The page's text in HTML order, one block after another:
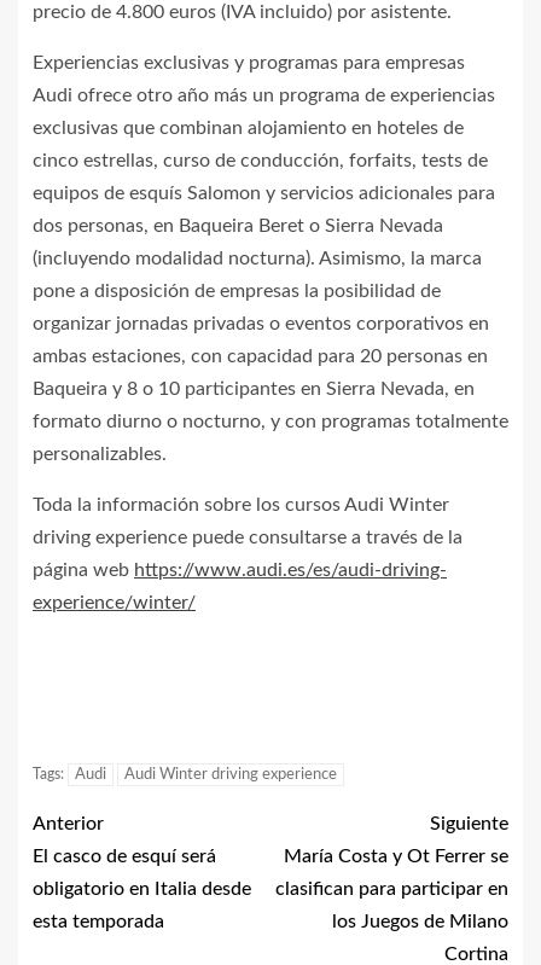
precio de 4.800 euros (IVA incluido) por asistente.
Experiencias exclusivas y programas para empresas
Audi ofrece otro año más un programa de experiencias
exclusivas que combinan alojamiento en hoteles de
cinco estrellas, curso de conducción, forfaits, tests de
equipos de esquís Salomon y servicios adicionales para
dos personas, en Baqueira Beret o Sierra Nevada
(incluyendo modalidad nocturna). Asimismo, la marca
pone a disposición de empresas la posibilidad de
organizar jornadas privadas o eventos corporativos en
ambas estaciones, con capacidad para 20 personas en
Baqueira y 8 o 10 participantes en Sierra Nevada, en
formato diurno o nocturno, y con programas totalmente
personalizables.
Toda la información sobre los cursos Audi Winter
driving experience puede consultarse a través de la
página web https://www.audi.es/es/audi-driving-
experience/winter/
Tags: Audi Audi Winter driving experience
Anterior
El casco de esquí será
obligatorio en Italia desde
esta temporada
Siguiente
María Costa y Ot Ferrer se
clasifican para participar en
los Juegos de Milano
Cortina